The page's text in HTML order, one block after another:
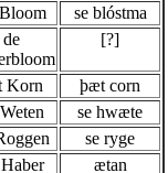
se blóstma
de
[?]
Korn
þæt corn
se hwæte
se ryge
ætan